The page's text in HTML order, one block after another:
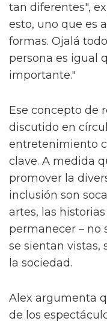
tan diferentes",
esto, uno que es
formas. Ojalá
persona es igual
importante."
Ese concepto de
discutido en
entretenimiento
clave. A medida
promover la
inclusión son
artes, las
permanecer – no
se sientan vistas,
la sociedad.
Alex argumenta
de los